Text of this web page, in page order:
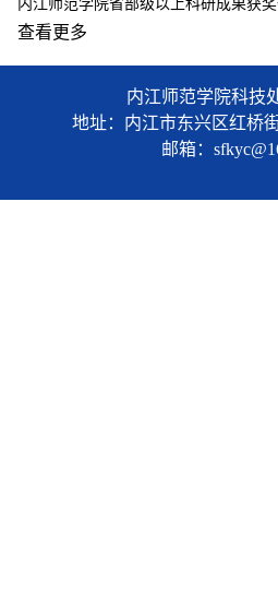
内江师范学院省部级以上科研成果获
查看更多
内江师范学院科技
地址：内江市东兴区红桥
邮箱：